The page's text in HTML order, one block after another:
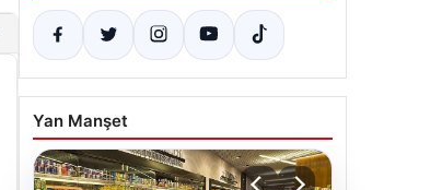
Yan Manşet